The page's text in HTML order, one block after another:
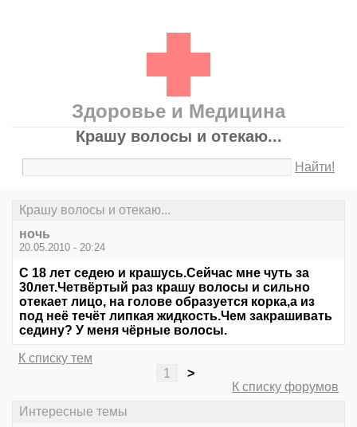
Здоровье и Медицина
Крашу волосы и отекаю...
Найти!
Крашу волосы и отекаю...
ночь
20.05.2010 - 20:24
С 18 лет седею и крашусь.Сейчас мне чуть за
30лет.Четвёртый раз крашу волосы и сильно
отекает лицо, на голове образуется корка,а из
под неё течёт липкая жидкость.Чем закрашивать
седину? У меня чёрные волосы.
К списку тем
1
>
К списку форумов
Интересные темы